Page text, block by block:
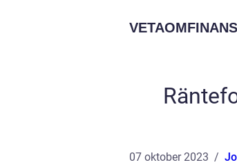
07 oktober 2023